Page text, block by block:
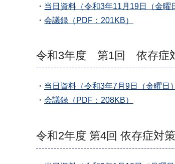
・ 当日資料（令和3年11月19日（金曜
・ 会議録（PDF：201KB）
令和3年度 第1回 依存症対
・ 当日資料（令和3年7月9日（金曜日
・ 会議録（PDF：208KB）
令和2年度 第4回 依存症対